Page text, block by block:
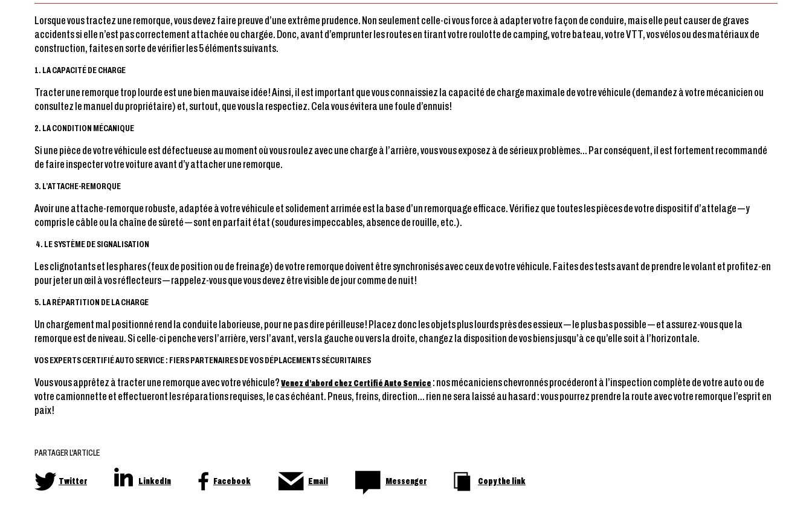
Lorsque vous tractez une remorque, vous devez faire preuve d’une extrême prudence. Non seulement celle-ci vous force à adapter votre façon de conduire, mais elle peut causer de graves
accidents si elle n’est pas correctement attachée ou chargée. Donc, avant d’emprunter les routes en tirant votre roulotte de camping, votre bateau, votre VTT, vos vélos ou des matériaux de
construction, faites en sorte de vérifier les 5 éléments suivants.
1. LA CAPACITÉ DE CHARGE
Tracter une remorque trop lourde est une bien mauvaise idée! Ainsi, il est important que vous connaissiez la capacité de charge maximale de votre véhicule (demandez à votre mécanicien ou
consultez le manuel du propriétaire) et, surtout, que vous la respectiez. Cela vous évitera une foule d’ennuis!
2. LA CONDITION MÉCANIQUE
Si une pièce de votre véhicule est défectueuse au moment où vous roulez avec une charge à l’arrière, vous vous exposez à de sérieux problèmes… Par conséquent, il est fortement recommandé
de faire inspecter votre voiture avant d’y attacher une remorque.
3. L’ATTACHE-REMORQUE
Avoir une attache-remorque robuste, adaptée à votre véhicule et solidement arrimée est la base d’un remorquage efficace. Vérifiez que toutes les pièces de votre dispositif d’attelage — y
compris le câble ou la chaîne de sûreté — sont en parfait état (soudures impeccables, absence de rouille, etc.).
4. LE SYSTÈME DE SIGNALISATION
Les clignotants et les phares (feux de position ou de freinage) de votre remorque doivent être synchronisés avec ceux de votre véhicule. Faites des tests avant de prendre le volant et profitez-en
pour jeter un œil à vos réflecteurs — rappelez-vous que vous devez être visible de jour comme de nuit!
5. LA RÉPARTITION DE LA CHARGE
Un chargement mal positionné rend la conduite laborieuse, pour ne pas dire périlleuse! Placez donc les objets plus lourds près des essieux — le plus bas possible — et assurez-vous que la
remorque est de niveau. Si celle-ci penche vers l’arrière, vers l’avant, vers la gauche ou vers la droite, changez la disposition de vos biens jusqu’à ce qu’elle soit à l’horizontale.
VOS EXPERTS CERTIFIÉ AUTO SERVICE : FIERS PARTENAIRES DE VOS DÉPLACEMENTS SÉCURITAIRES
Vous vous apprêtez à tracter une remorque avec votre véhicule?Venez d’abord chez Certifié Auto Service : nos mécaniciens chevronnés procéderont à l’inspection complète de votre auto ou de
votre camionnette et effectueront les réparations requises, le cas échéant. Pneus, freins, direction… rien ne sera laissé au hasard : vous pourrez prendre la route avec votre remorque l’esprit en
paix!
PARTAGER L'ARTICLE
Twitter LinkedIn Facebook Email Messenger Copy the link